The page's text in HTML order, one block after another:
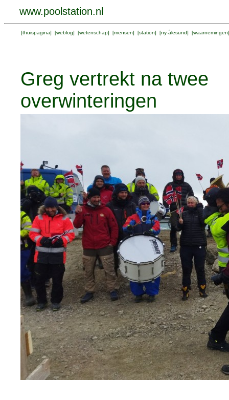
www.poolstation.nl
[thuispagina] [weblog] [wetenschap] [mensen] [station] [ny-ålesund] [waarnemingen
Greg vertrekt na twee
overwinteringen